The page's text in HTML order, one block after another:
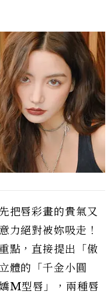
把唇彩畫的貴氣又
力絕對被妳吸走！
點，直接提出「傲
體的「千金小圓
M型唇」，兩種唇